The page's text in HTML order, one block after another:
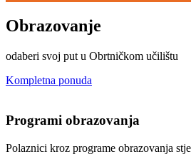
Obrazovanje
odaberi svoj put u Obrtničkom učilištu
Kompletna ponuda
Programi obrazovanja
Polaznici kroz programe obrazovanja